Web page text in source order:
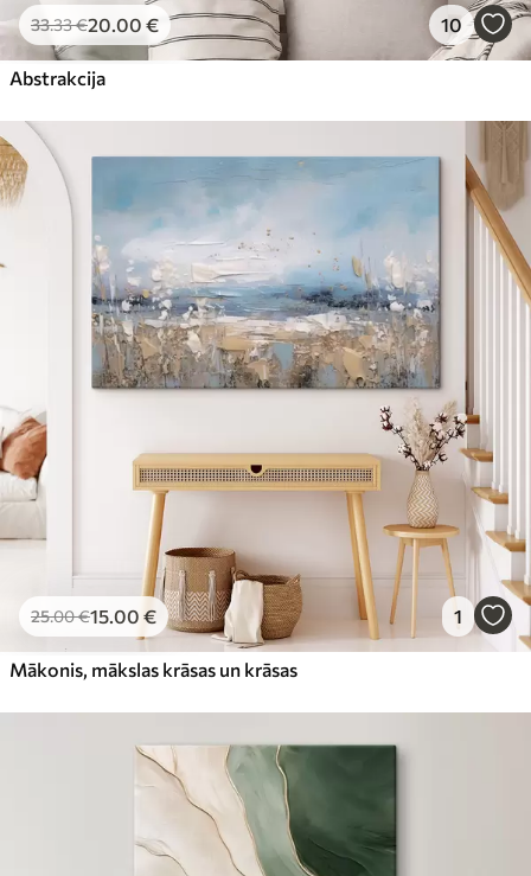
33.33€20.00 € 10
Abstrakcija
25.00€15.00 € 1
Mākonis, mākslas krāsas un krāsas